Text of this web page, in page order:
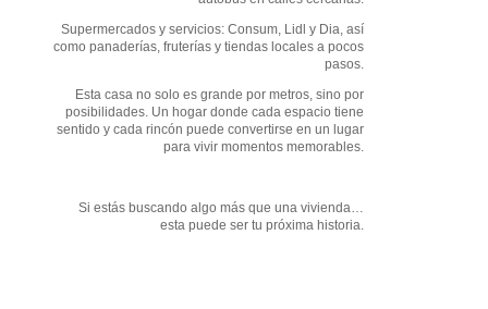
Supermercados y servicios: Consum, Lidl y Dia, así
como panaderías, fruterías y tiendas locales a pocos
pasos.
Esta casa no solo es grande por metros, sino por
posibilidades. Un hogar donde cada espacio tiene
sentido y cada rincón puede convertirse en un lugar
para vivir momentos memorables.
Si estás buscando algo más que una vivienda…
esta puede ser tu próxima historia.